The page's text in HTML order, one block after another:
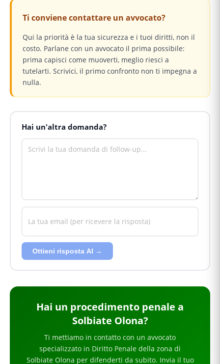
Ti conviene contattare un avvocato?
Qui la priorità è la tua sicurezza e i tuoi diritti, non il
costo. Parlane con un avvocato il prima possibile:
prima capisci come muoverti, meglio riesci a
tutelarti. Scrivici, il primo confronto non ti impegna a
nulla.
Hai un'altra domanda?
Ottieni risposta AI →
Hai un procedimento penale a
Solbiate Olona?
Ti mettiamo in contatto con un avvocato
specializzato in Diritto Penale della zona di
Solbiate Olona per difenderti da subito. Invia il tuo